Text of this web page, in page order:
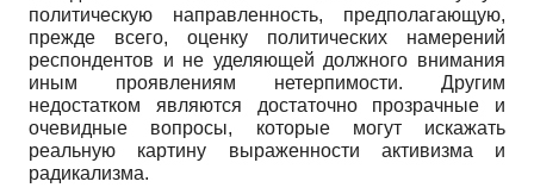
политическую направленность, предполагающую,
прежде всего, оценку политических намерений
респондентов и не уделяющей должного внимания
иным проявлениям нетерпимости. Другим
недостатком являются достаточно прозрачные и
очевидные вопросы, которые могут искажать
реальную картину выраженности активизма и
радикализма.